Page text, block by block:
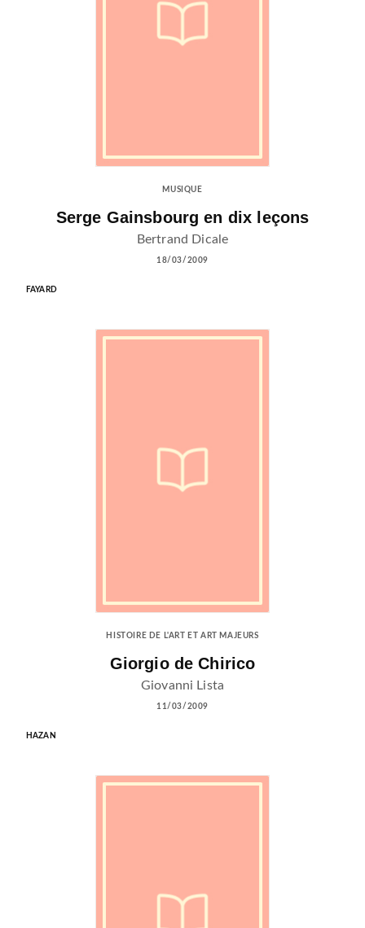
MUSIQUE
Serge Gainsbourg en dix leçons
Bertrand Dicale
18/03/2009
FAYARD
HISTOIRE DE L'ART ET ART MAJEURS
Giorgio de Chirico
Giovanni Lista
11/03/2009
HAZAN